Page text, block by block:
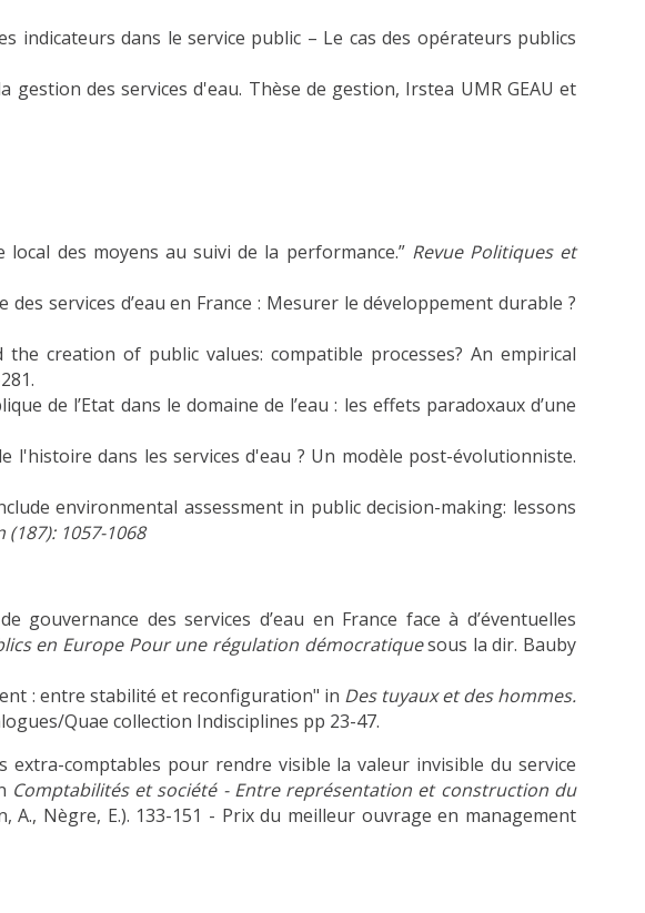
indicateurs dans le service public – Le cas des opérateurs publics
des services d'eau. Thèse de gestion, Irstea UMR GEAU et
des moyens au suivi de la performance.”Revue Politiques et
services d’eau en France : Mesurer le développement durable ?
creation of public values: compatible processes? An empirical
de l’Etat dans le domaine de l’eau : les effets paradoxaux d’une
l'histoire dans les services d'eau ? Un modèle post-évolutionniste.
environmental assessment in public decision-making: lessons
(187): 1057-1068
gouvernance des services d’eau en France face à d’éventuelles
en Europe Pour une régulation démocratiquesous la dir. Bauby
: entre stabilité et reconfiguration" in Des tuyaux et des hommes.
Quae collection Indisciplines pp 23-47.
extra-comptables pour rendre visible la valeur invisible du service
Comptabilités et société - Entre représentation et construction du
A., Nègre, E.). 133-151 - Prix du meilleur ouvrage en management